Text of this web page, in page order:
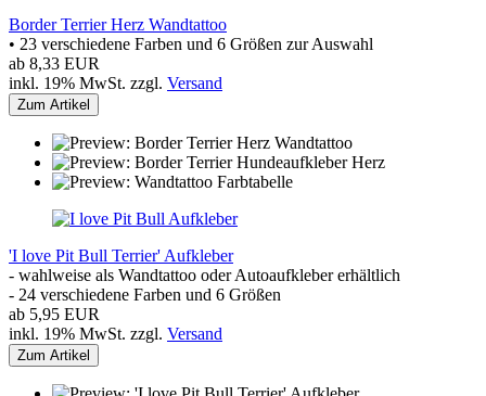
Border Terrier Herz Wandtattoo
• 23 verschiedene Farben und 6 Größen zur Auswahl
ab 8,33 EUR
inkl. 19% MwSt. zzgl. Versand
Zum Artikel
'I love Pit Bull Terrier' Aufkleber
- wahlweise als Wandtattoo oder Autoaufkleber erhältlich
- 24 verschiedene Farben und 6 Größen
ab 5,95 EUR
inkl. 19% MwSt. zzgl. Versand
Zum Artikel